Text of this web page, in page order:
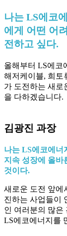
나는 LS에코
에게 어떤 어
전하고 싶다.
올해부터 LS에코
해저케이블, 희토
가 도전하는 새로
을 다하겠습니다.
김광진 과장
나는 LS에코에너
지속 성장에 올바
것이다.
새로운 도전 앞에
진하는 사업들이
인 여러분의 많은
LS에코에너지를